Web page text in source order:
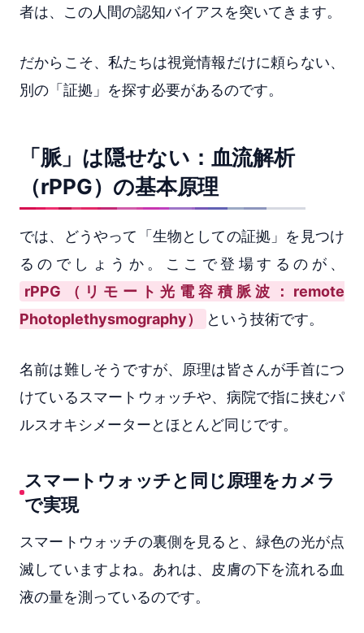
者は、この人間の認知バイアスを突いてきます。
だからこそ、私たちは視覚情報だけに頼らない、
別の「証拠」を探す必要があるのです。
「脈」は隠せない：血流解析
（rPPG）の基本原理
では、どうやって「生物としての証拠」を見つけ
るのでしょうか。ここで登場するのが、
rPPG（リモート光電容積脈波：remote
Photoplethysmography）
という技術です。
名前は難しそうですが、原理は皆さんが手首につ
けているスマートウォッチや、病院で指に挟むパ
ルスオキシメーターとほとんど同じです。
スマートウォッチと同じ原理をカメラ
で実現
スマートウォッチの裏側を見ると、緑色の光が点
滅していますよね。あれは、皮膚の下を流れる血
液の量を測っているのです。